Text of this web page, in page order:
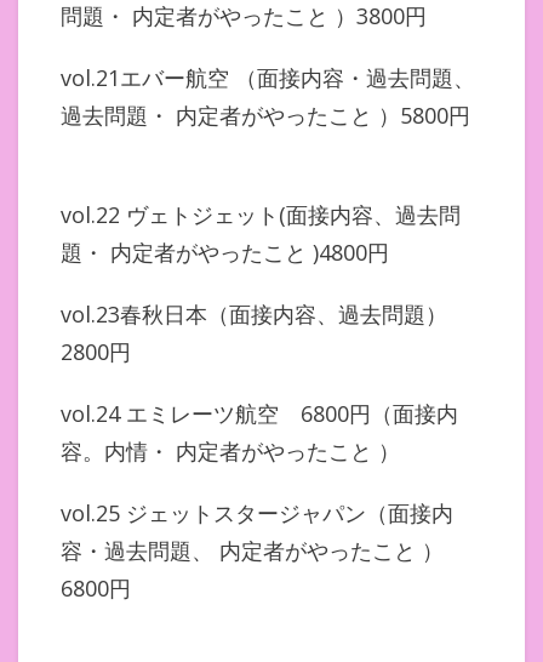
問題・ 内定者がやったこと ）3800円
vol.21エバー航空 （面接内容・過去問題、
過去問題・ 内定者がやったこと ）5800円
vol.22 ヴェトジェット(面接内容、過去問
題・ 内定者がやったこと )4800円
vol.23春秋日本（面接内容、過去問題）
2800円
vol.24 エミレーツ航空 6800円（面接内
容。内情・ 内定者がやったこと ）
vol.25 ジェットスタージャパン（面接内
容・過去問題、 内定者がやったこと ）
6800円